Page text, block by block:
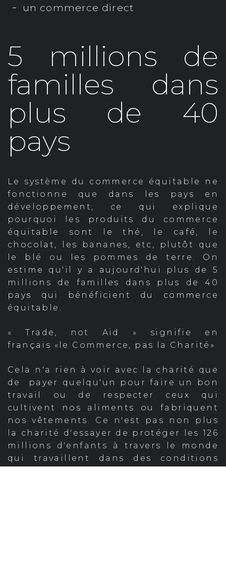
un commerce direct
5 millions de
familles dans
plus de 40
pays
Le système du commerce équitable ne
fonctionne que dans les pays en
développement, ce qui explique
pourquoi les produits du commerce
équitable sont le thé, le café, le
chocolat, les bananes, etc, plutôt que
le blé ou les pommes de terre. On
estime qu'il y a aujourd'hui plus de 5
millions de familles dans plus de 40
pays qui bénéficient du commerce
équitable.
« Trade, not Aid » signifie en
français «le Commerce, pas la Charité»
Cela n'a rien à voir avec la charité que
de payer quelqu'un pour faire un bon
travail ou de respecter ceux qui
cultivent nos aliments ou fabriquent
nos vêtements. Ce n'est pas non plus
la charité d'essayer de protéger les 126
millions d'enfants à travers le monde
qui travaillent dans des conditions